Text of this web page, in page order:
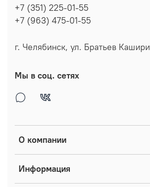
О компании
Информация
+7 (351) 225-01-55
+7 (963) 475-01-55
г. Челябинск, ул. Братьев
Мы в соц. сетях